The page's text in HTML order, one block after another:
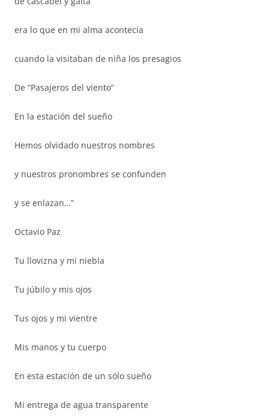
era lo que en mi alma acontecía
cuando la visitaban de niña los presagios
De “Pasajeros del viento”
En la estación del sueño
Hemos olvidado nuestros nombres
y nuestros pronombres se confunden
y se enlazan…”
Octavio Paz
Tu llovizna y mi niebla
Tu júbilo y mis ojos
Tus ojos y mi vientre
Mis manos y tu cuerpo
En esta estación de un sólo sueño
Mi entrega de agua transparente